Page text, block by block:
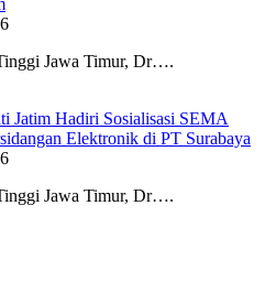
Jawa Timur, Dr….
Jatim Hadiri Sosialisasi SEMA
Elektronik di PT Surabaya
Jawa Timur, Dr….